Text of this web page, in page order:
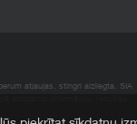
atļaujas, stingri aizliegta. SIA